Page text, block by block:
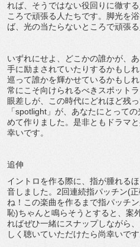
れば、そうではない役回りに徹す
ころで頑張る人たちです。脚光を
ば、光の当たらないところで頑張
いずれにせよ、どこかの誰かが、
手に励まされていたりするかもし
巡って誰かを輝かせているかもし
常にこそ向けられるべきスポット
眼差しが、この時代にどれほど残っ
「spotlight」が、あなたにとって
めて作りました。是非ともドラマ
幸いです。
追伸
イントロを作る際に、指が腫れる
音しました。2回連続指パッチン(
ね！この楽曲を作るまで指パッチ
恥)ちゃんと鳴らそうとすると、案
ればぜひ一緒にスナップしながら
しく聴いていただけたら尚幸いです